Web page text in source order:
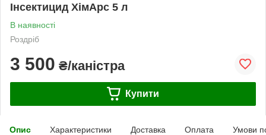
Інсектицид ХімАрс 5 л
В наявності
Роздріб
3 500 ₴/каністра
Купити
Опис Характеристики Доставка Оплата Умови